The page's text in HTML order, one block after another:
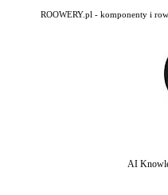
ROOWERY.pl - komponenty i
AI